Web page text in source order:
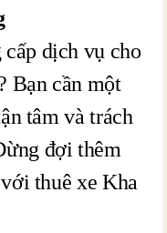
dịch vụ cho
Bạn cần một
tâm và trách
đợi thêm
thuê xe Kha